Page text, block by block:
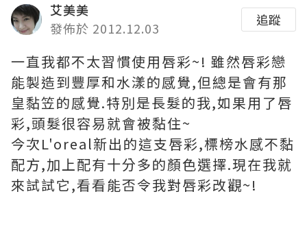
艾美美
發佈於 2012.12.03
追蹤
一直我都不太習慣使用唇彩~! 雖然唇彩戀
能製造到豐厚和水漾的感覺,但總是會有那
皇黏笠的感覺.特別是長髮的我,如果用了唇
彩,頭髮很容易就會被黏住~
今次L'oreal新出的這支唇彩,標榜水感不黏
配方,加上配有十分多的顏色選擇.現在我就
來試試它,看看能否令我對唇彩改觀~!